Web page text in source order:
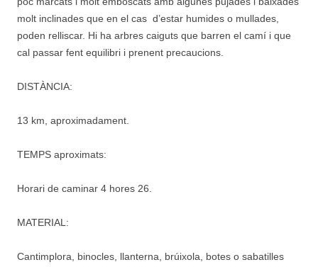
molt inclinades que en el cas d’estar humides o mullades,
poden relliscar. Hi ha arbres caiguts que barren el camí i que
cal passar fent equilibri i prenent precaucions.
DISTÀNCIA:
13 km, aproximadament.
TEMPS aproximats:
Horari de caminar 4 hores 26.
MATERIAL:
Cantimplora, binocles, llanterna, brúixola, botes o sabatilles